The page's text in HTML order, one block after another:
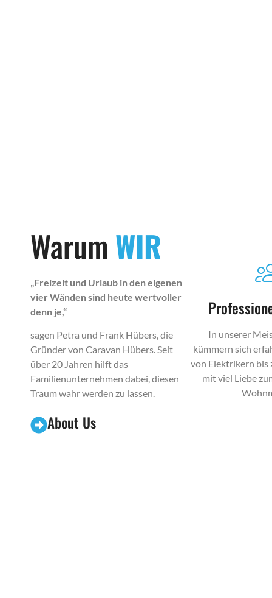
Warum WIR
„Freizeit und Urlaub in den eigenen
vier Wänden sind heute wertvoller
denn je,“
sagen Petra und Frank Hübers, die
Gründer von Caravan Hübers. Seit
über 20 Jahren hilft das
Familienunternehmen dabei, diesen
Traum wahr werden zu lassen.
About Us
In unserer
kümmern sich
von Elektrikern bis
mit viel Liebe